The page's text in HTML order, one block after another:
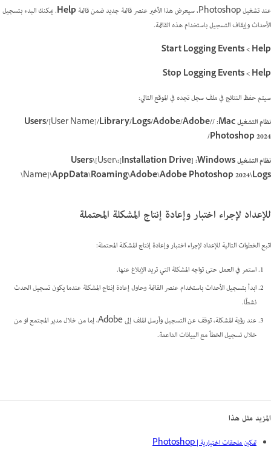
عند تشغيل Photoshop، سيعرض هذا الأخير عنصر قائمة جديد ضمن قائمة Help. يمكنك البدء بتسجيل
الأحداث وإيقاف التسجيل باستخدام هذه القائمة.
Help >‏ Start Logging Events
Help >‏ Stop Logging Events
سيتم حفظ النتائج في ملف سجل تجده في الموقع التالي:
نظام التشغيل Mac‏:
//Users/
[User Name]/Library/Logs/Adobe/Adobe
Photoshop 2024/
نظام التشغيل Windows‏:
[Installation Drive]:\Users\
[User
Name]\AppData\Roaming\Adobe\Adobe Photoshop 2024\Logs\
للإعداد لإجراء اختبار وإعادة إنتاج المشكلة المحتملة
اتبع الخطوات التالية للإعداد لإجراء اختبار وإعادة إنتاج المشكلة المحتملة:
استمر في العمل حتى تواجه المشكلة التي تريد الإبلاغ عنها.
ابدأ بتسجيل الأحداث باستخدام عنصر القائمة وحاول إعادة إنتاج المشكلة عندما يكون تسجيل الحدث
نشطًا.
عند رؤية المشكلة، توقف عن التسجيل وأرسل الملف إلى Adobe، إما من خلال مدير المجتمع او من
خلال تسجيل الخطأ مع البيانات الداعمة.
المزيد مثل هذا
تمكين ملحقات اختيارية | Photoshop